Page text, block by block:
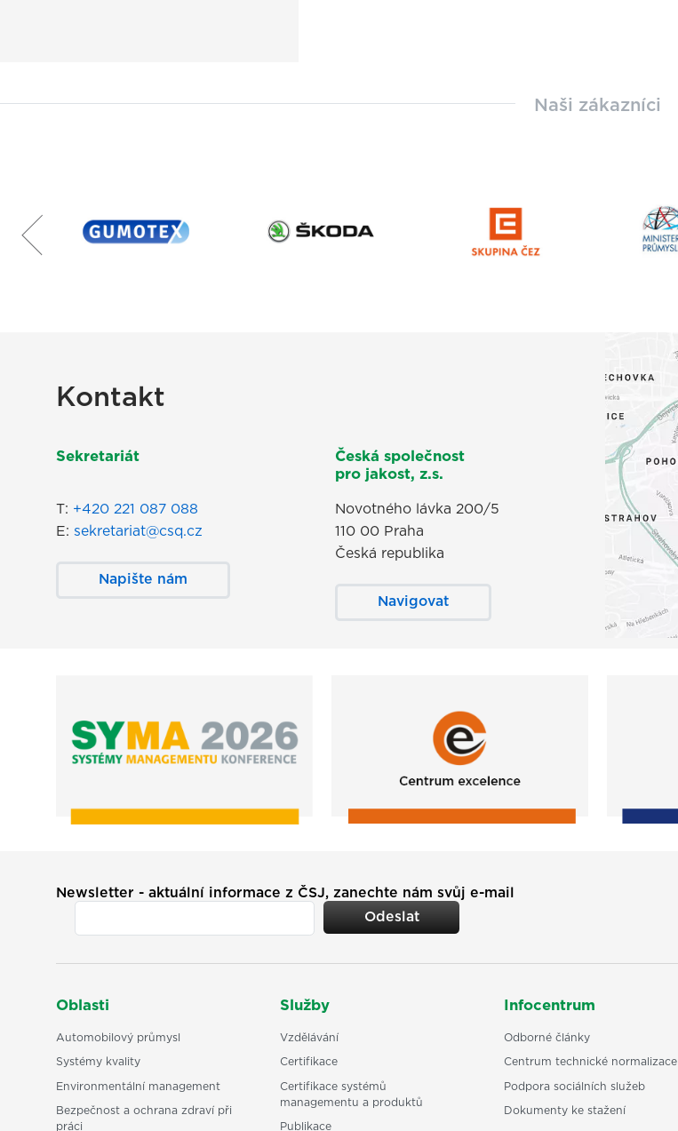
Naši zákazníci
Kontakt
Sekretariát
T: +420 221 087 088
E: sekretariat@csq.cz
Napište nám
Česká společnost
pro jakost, z.s.
Novotného lávka 200/5
110 00 Praha
Česká republika
Navigovat
Newsletter - aktuální informace z ČSJ, zanechte nám svůj e-mail
Odeslat
Oblasti
Automobilový průmysl
Systémy kvality
Environmentální management
Bezpečnost a ochrana zdraví při
práci
Služby
Vzdělávání
Certifikace
Certifikace systémů
managementu a produktů
Publikace
Infocentrum
Odborné články
Centrum technické normalizace
Podpora sociálních služeb
Dokumenty ke stažení